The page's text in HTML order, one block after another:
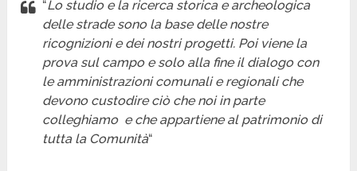
“Lo studio e la ricerca storica e archeologica
delle strade sono la base delle nostre
ricognizioni e dei nostri progetti. Poi viene la
prova sul campo e solo alla fine il dialogo con
le amministrazioni comunali e regionali che
devono custodire ciò che noi in parte
colleghiamo e che appartiene al patrimonio di
tutta la Comunità“